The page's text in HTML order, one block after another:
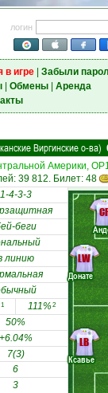
логин
в игре| Забыли
| Обмены| Аренда
Виргинские о-ва)
Америки,
39 812. Билет: 48
1-4-3-3
Ксавье
Донате
LB
LW
CF
беги
линию
1 111%2
50%
+6.04%
7(3)
6
3